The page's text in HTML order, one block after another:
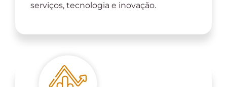
serviços, tecnologia e inovação.